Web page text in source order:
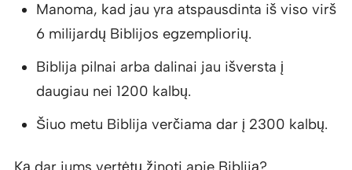
Manoma, kad jau yra atspausdinta iš viso virš
6 milijardų Biblijos egzempliorių.
Biblija pilnai arba dalinai jau išversta į
daugiau nei 1200 kalbų.
Šiuo metu Biblija verčiama dar į 2300 kalbų.